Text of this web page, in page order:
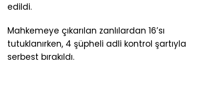
edildi.
Mahkemeye çıkarılan zanlılardan 16’sı
tutuklanırken, 4 şüpheli adli kontrol şartıyla
serbest bırakıldı.